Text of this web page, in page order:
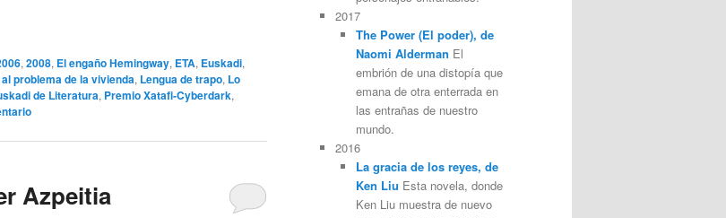
, 2008, El engaño Hemingway, ETA, Euskadi,
problema de la vivienda, Lengua de trapo, Lo
de Literatura, Premio Xatafi-Cyberdark,
Azpeitia
2017
The Power (El poder), de
Naomi Alderman El
embrión de una distopía que
emana de otra enterrada en
las entrañas de nuestro
mundo.
2016
La gracia de los reyes, de
Ken Liu Esta novela, donde
Ken Liu muestra de nuevo